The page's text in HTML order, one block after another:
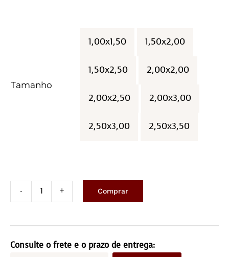
Tamanho
1,00x1,50 1,50x2,00
1,50x2,50 2,00x2,00
2,00x2,50 2,00x3,00
2,50x3,00 2,50x3,50
quantidade
Comprar
Consulte o frete e o prazo de entrega: